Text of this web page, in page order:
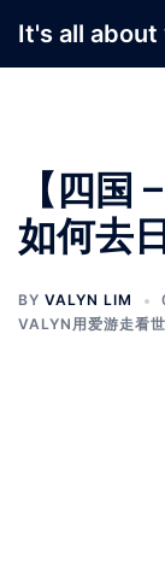
It's all about
【四国
如何去
BY VALYN LIM
VALYN用爱游走看